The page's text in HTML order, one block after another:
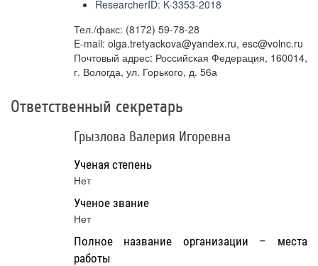
ResearcherID: K-3353-2018
Тел./факс: (8172) 59-78-28
E-mail: olga.tretyackova@yandex.ru, esc@volnc.ru
Почтовый адрес: Российская Федерация, 160014,
г. Вологда, ул. Горького, д. 56а
Ответственный секретарь
Грызлова Валерия Игоревна
Ученая степень
Нет
Ученое звание
Нет
Полное название организации – места
работы